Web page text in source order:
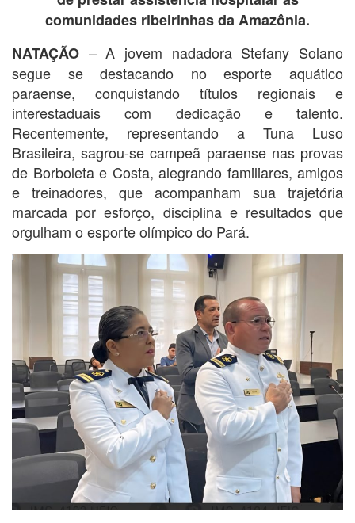
comunidades ribeirinhas da Amazônia.
NATAÇÃO – A jovem nadadora Stefany Solano
segue se destacando no esporte aquático
paraense, conquistando títulos regionais e
interestaduais com dedicação e talento.
Recentemente, representando a Tuna Luso
Brasileira, sagrou-se campeã paraense nas provas
de Borboleta e Costa, alegrando familiares, amigos
e treinadores, que acompanham sua trajetória
marcada por esforço, disciplina e resultados que
orgulham o esporte olímpico do Pará.